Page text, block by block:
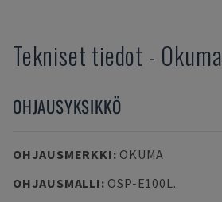
Tekniset tiedot - Okuma
OHJAUSYKSIKKÖ
OHJAUSMERKKI: OKUMA
OHJAUSMALLI: OSP-E100L.